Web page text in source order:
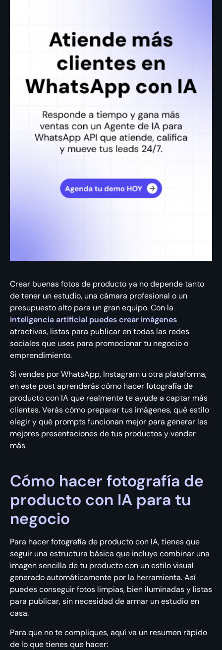
Crear buenas fotos de producto ya no depende tanto
de tener un estudio, una cámara profesional o un
presupuesto alto para un gran equipo. Con la
inteligencia artificial puedes crear imágenes
atractivas, listas para publicar en todas las redes
sociales que uses para promocionar tu negocio o
emprendimiento.
Si vendes por WhatsApp, Instagram u otra plataforma,
en este post aprenderás cómo hacer fotografía de
producto con IA que realmente te ayude a captar más
clientes. Verás cómo preparar tus imágenes, qué estilo
elegir y qué prompts funcionan mejor para generar las
mejores presentaciones de tus productos y vender
más.
Cómo hacer fotografía de
producto con IA para tu
negocio
Para hacer fotografía de producto con IA, tienes que
seguir una estructura básica que incluye combinar una
imagen sencilla de tu producto con un estilo visual
generado automáticamente por la herramienta. Así
puedes conseguir fotos limpias, bien iluminadas y listas
para publicar, sin necesidad de armar un estudio en
casa.
Para que no te compliques, aquí va un resumen rápido
de lo que tienes que hacer: